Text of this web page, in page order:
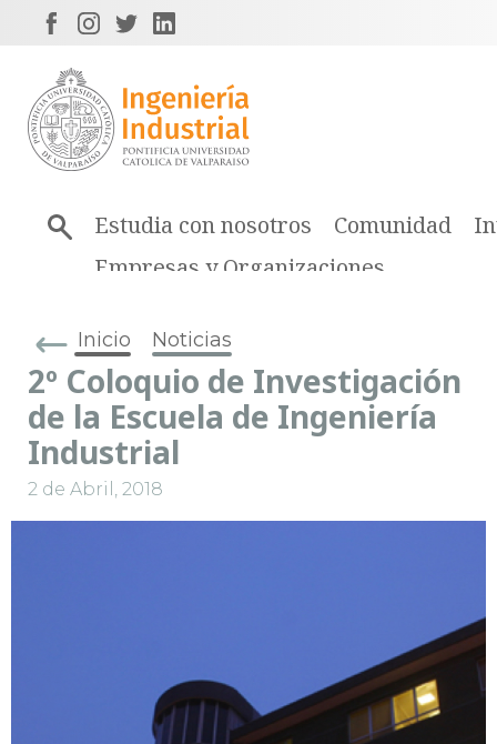
Estudia con nosotros Comunidad
Empresas y Organizaciones
Inicio Noticias
2º Coloquio de Investigación
de la Escuela de Ingeniería
Industrial
2 de Abril, 2018